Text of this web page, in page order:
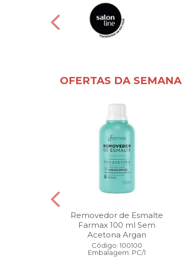
OFERTAS DA SEMANA
Removedor de Esmalte
Farmax 100 ml Sem
Acetona Argan
Código: 100100
Embalagem: PC/1